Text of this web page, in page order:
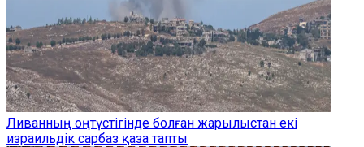
Ливанның оңтүстігінде болған жарылыстан екі
израильдік сарбаз қаза тапты